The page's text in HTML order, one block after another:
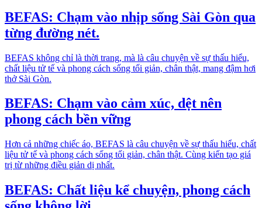
BEFAS: Chạm vào nhịp sống Sài Gòn qua
từng đường nét.
BEFAS không chỉ là thời trang, mà là câu chuyện về sự thấu hiểu,
chất liệu tử tế và phong cách sống tối giản, chân thật, mang đậm hơi
thở Sài Gòn.
BEFAS: Chạm vào cảm xúc, dệt nên
phong cách bền vững
Hơn cả những chiếc áo, BEFAS là câu chuyện về sự thấu hiểu, chất
liệu tử tế và phong cách sống tối giản, chân thật. Cùng kiến tạo giá
trị từ những điều giản dị nhất.
BEFAS: Chất liệu kể chuyện, phong cách